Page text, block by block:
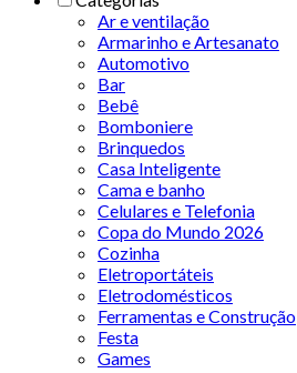
Ar e ventilação
Armarinho e Artesanato
Automotivo
Bar
Bebê
Bomboniere
Brinquedos
Casa Inteligente
Cama e banho
Celulares e Telefonia
Copa do Mundo 2026
Cozinha
Eletroportáteis
Eletrodomésticos
Ferramentas e Construção
Festa
Games